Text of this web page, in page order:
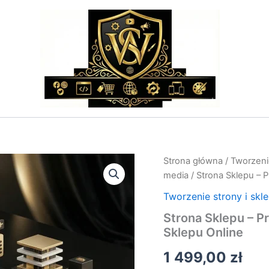
Strona główna /
media / Strona Sklepu –
Tworzenie strony i
Strona Sklepu –
Sklepu Online
1 499,00 zł
ilość
Strona
–
Strony
WWW
Twojego